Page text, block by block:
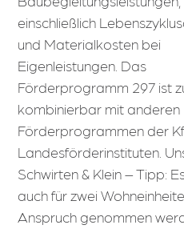
einschließlich
und Materialkosten bei
Eigenleistungen. Das
Förderprogramm 297 ist
kombinierbar mit anderen
Förderprogrammen der
Landesförderinstituten.
Schwirten & Klein – Tipp:
auch für zwei
Anspruch genommen